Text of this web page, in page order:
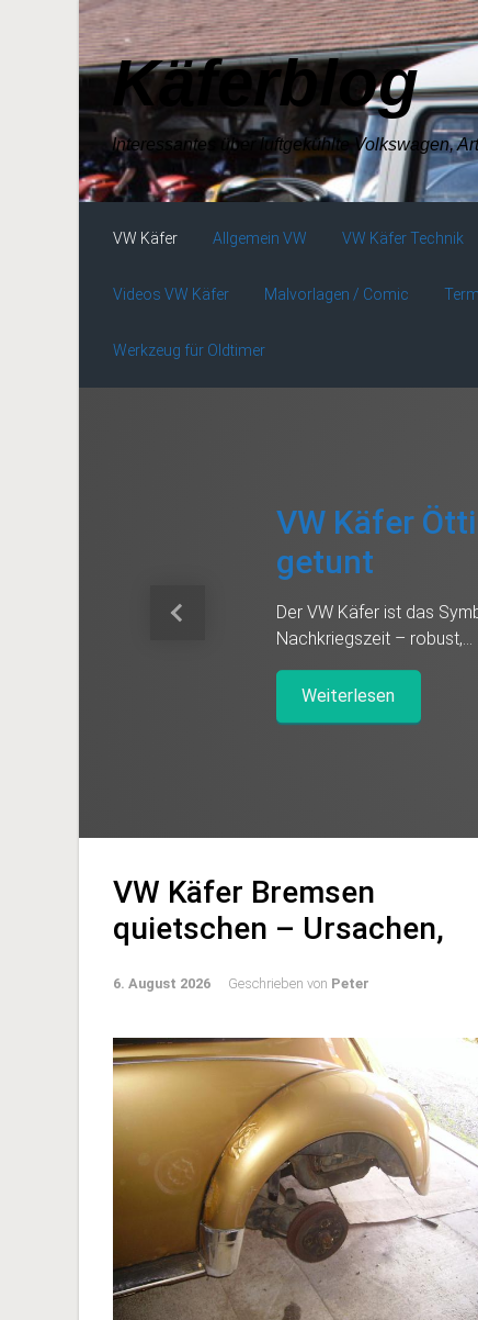
Zum Hauptinhalt springen
Käferblog
Interessantes über luftgekühlte Volkswagen,
VW Käfer Allgemein VW VW Käfer Technik
Videos VW Käfer Malvorlagen / Comic
Werkzeug für Oldtimer
VW Käfer Öttinger
Der VW Käfer ist das Symbol der
Nachkriegszeit – robust,…
VW Käfer Bremsen
quietschen – Ursachen,
6. August 2026 Geschrieben von Peter